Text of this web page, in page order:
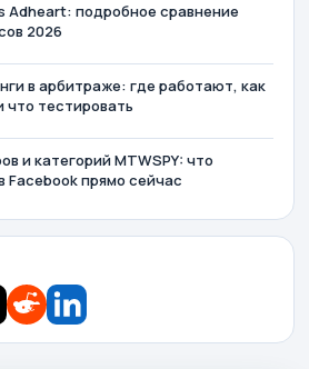
Adheart: подробное сравнение
2026
в арбитраже: где работают, как
что тестировать
и категорий MTWSPY: что
Facebook прямо сейчас